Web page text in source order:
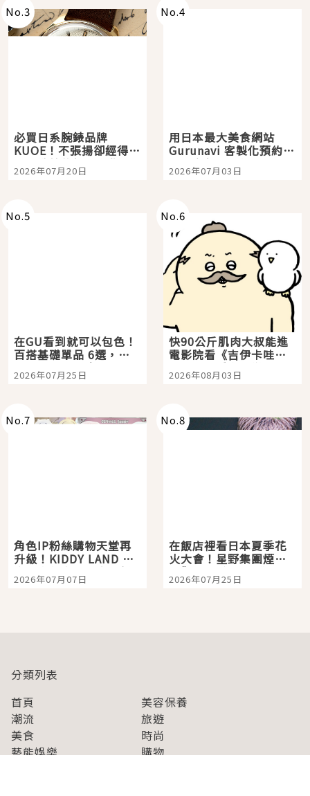
No.3
必買日系腕錶品牌
KUOE！不張揚卻經得起
時間洗鍊的經典之作五
選
2026年07月20日
No.4
用日本最大美食網站
Gurunavi 客製化預約九
大都市餐廳，打造專屬
美食體驗！
2026年07月03日
No.5
在GU看到就可以包色！
百搭基礎單品 6選，閉
眼全收也不心疼
2026年07月25日
No.6
快90公斤肌肉大叔能進
電影院看《吉伊卡哇》
嗎？日本重金屬樂團
「打首」會長與nagano
2026年08月03日
No.7
角色IP粉絲購物天堂再
升級！KIDDY LAND 原
宿店吉伊卡哇迎客，新
開幕 OMOKADO 店3分
2026年07月07日
No.8
在飯店裡看日本夏季花
火大會！星野集團煙火
景觀飯店6選，讓你不用
人擠人悠閒欣賞
2026年07月25日
分類列表
首頁
美容保養
潮流
旅遊
美食
時尚
藝能娛樂
購物